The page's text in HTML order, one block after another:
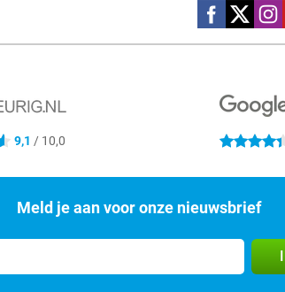
Social media
9,1 / 10,0 4.4 sterren
Meld je aan voor onze nieuwsbrief